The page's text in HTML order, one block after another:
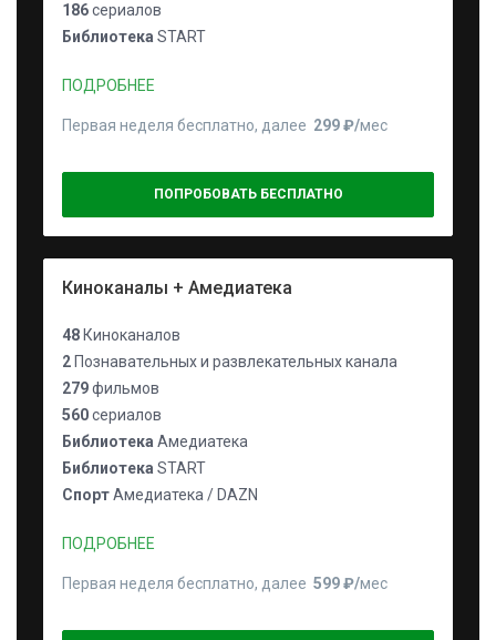
186сериалов
Библиотека START
ПОДРОБНЕЕ
Первая неделя бесплатно, далее 299 ₽⁠/⁠мес
ПОПРОБОВАТЬ БЕСПЛАТНО
Киноканалы + Амедиатека
48 Киноканалов
2 Познавательных и развлекательных канала
279фильмов
560сериалов
Библиотека Амедиатека
Библиотека START
СпортАмедиатека / DAZN
ПОДРОБНЕЕ
Первая неделя бесплатно, далее 599 ₽⁠/⁠мес